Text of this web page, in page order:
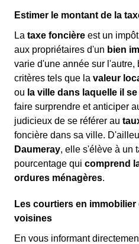
Estimer le montant de la
La taxe foncière est un
aux propriétaires d'un bien
varie d'une année sur
critères tels que la valeur
ou la ville dans laquelle il
faire surprendre et anticiper
judicieux de se référer au
foncière dans sa ville.
Daumeray, elle s'élève à un
pourcentage qui comprend
ordures ménagères.
Les courtiers en
voisines
En vous informant